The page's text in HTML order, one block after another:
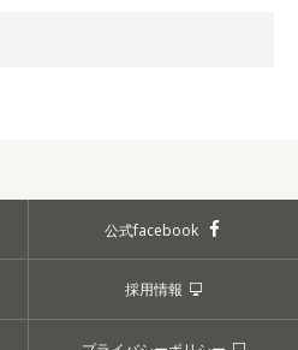
公式facebook
採用情報